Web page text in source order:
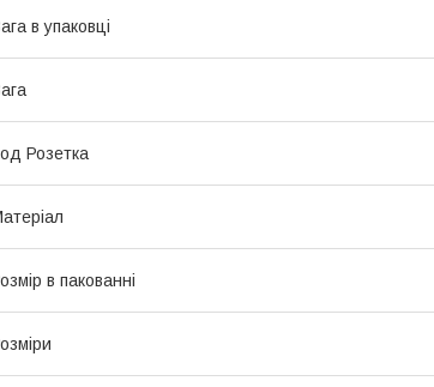
в упаковці
Розетка
в пакованні